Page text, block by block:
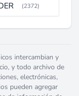
(2372)
intercambian y
y todo archivo de
electrónicas,
pueden agregar